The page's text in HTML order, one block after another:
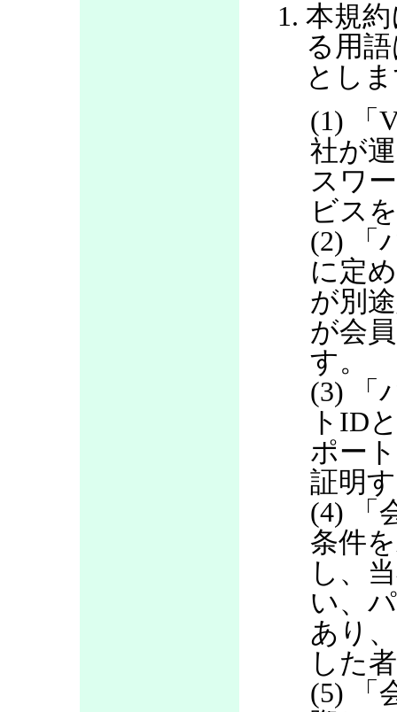
本規
る用
とし
(1) 「
社が
スワ
ビス
(2) 「
に定
が別
が会
す。
(3) 「
トID
ポー
証明
(4) 「
条件
し、
い、
あり
した
(5) 「